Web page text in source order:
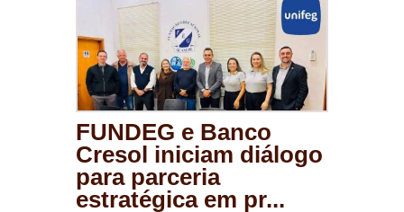
FUNDEG e Banco
Cresol iniciam diálogo
para parceria
estratégica em pr...